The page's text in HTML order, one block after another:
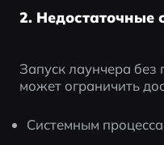
2. Недостаточные
Запуск лаунчера без
может ограничить
Системным